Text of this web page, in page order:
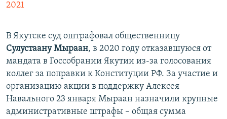
2021
В Якутске суд оштрафовал общественницу
Сулустаану Мыраан, в 2020 году отказавшуюся от
мандата в Госсобрании Якутии из-за голосования
коллег за поправки к Конституции РФ. За участие и
организацию акции в поддержку Алексея
Навального 23 января Мыраан назначили крупные
административные штрафы – общая сумма